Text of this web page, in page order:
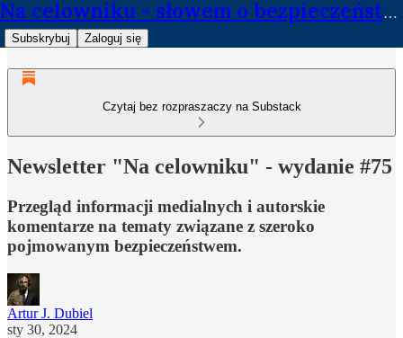
Na celowniku - słowem o bezpieczeństwie
Subskrybuj Zaloguj się
Czytaj bez rozpraszaczy na Substack
Newsletter "Na celowniku" - wydanie #75
Przegląd informacji medialnych i autorskie
komentarze na tematy związane z szeroko
pojmowanym bezpieczeństwem.
Artur J. Dubiel
sty 30, 2024